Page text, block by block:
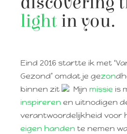
light in you.
Eind 2016 startte ik met
Gezond’ omdat je gezon
binnen zit
Mijn missie is
inspireren en uitnodigen
verantwoordelijkheid voor
eigen handen te nemen